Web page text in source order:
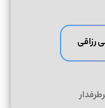
رزاقی